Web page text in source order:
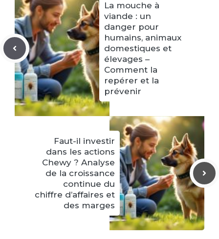
La mouche à
viande : un
danger pour
humains, animaux
domestiques et
élevages –
Comment la
repérer et la
prévenir
Faut-il investir
dans les actions
Chewy ? Analyse
de la croissance
continue du
chiffre d’affaires et
des marges